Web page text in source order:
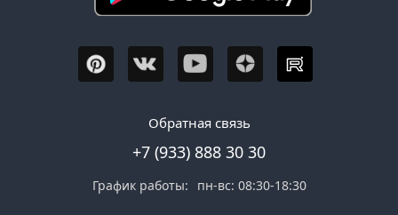
Обратная связь
+7 (933) 888 30 30
График работы: пн-вс: 08:30-18:30